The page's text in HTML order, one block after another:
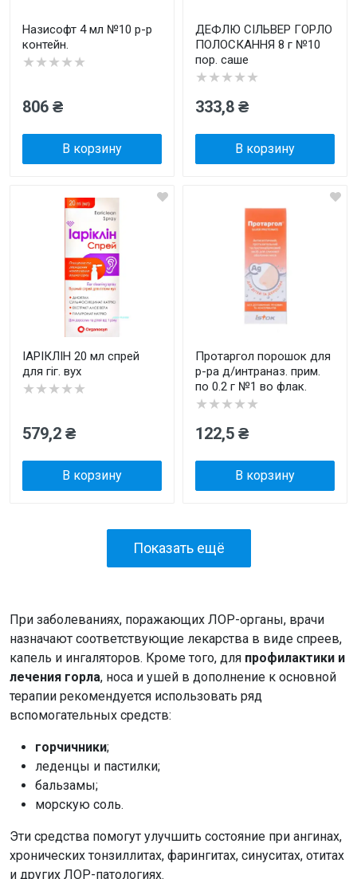
Назисофт 4 мл №10 р-р
контейн.
★★★★★
806 ₴
В корзину
ДЕФЛЮ СІЛЬВЕР ГОРЛО
ПОЛОСКАННЯ 8 г №10
пор. саше
★★★★★
333,8 ₴
В корзину
ІАРІКЛІН 20 мл спрей
для гіг. вух
★★★★★
579,2 ₴
В корзину
Протаргол порошок для
р-ра д/интраназ. прим.
по 0.2 г №1 во флак.
★★★★★
122,5 ₴
В корзину
Показать ещё
При заболеваниях, поражающих ЛОР-органы, врачи
назначают соответствующие лекарства в виде спреев,
капель и ингаляторов. Кроме того, для профилактики и
лечения горла, носа и ушей в дополнение к основной
терапии рекомендуется использовать ряд
вспомогательных средств:
горчичники;
леденцы и пастилки;
бальзамы;
морскую соль.
Эти средства помогут улучшить состояние при ангинах,
хронических тонзиллитах, фарингитах, синуситах, отитах
и других ЛОР-патологиях.